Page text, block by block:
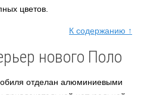
цветов.
К содержанию ↑
нового Поло
отделан алюминиевыми